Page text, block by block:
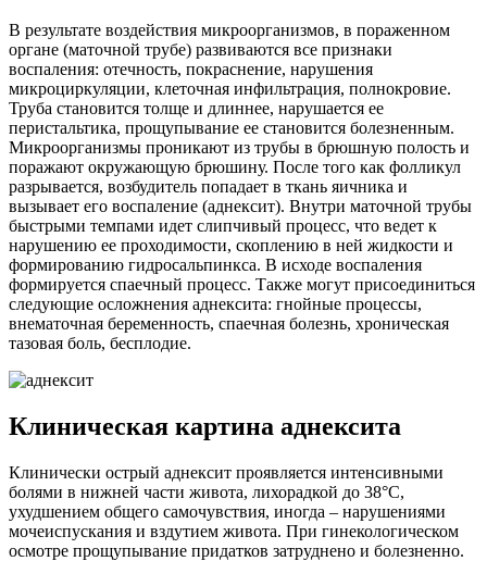
В результате воздействия микроорганизмов, в пораженном
органе (маточной трубе) развиваются все признаки
воспаления: отечность, покраснение, нарушения
микроциркуляции, клеточная инфильтрация, полнокровие.
Труба становится толще и длиннее, нарушается ее
перистальтика, прощупывание ее становится болезненным.
Микроорганизмы проникают из трубы в брюшную полость и
поражают окружающую брюшину. После того как фолликул
разрывается, возбудитель попадает в ткань яичника и
вызывает его воспаление (аднексит). Внутри маточной трубы
быстрыми темпами идет слипчивый процесс, что ведет к
нарушению ее проходимости, скоплению в ней жидкости и
формированию гидросальпинкса. В исходе воспаления
формируется спаечный процесс. Также могут присоединиться
следующие осложнения аднексита: гнойные процессы,
внематочная беременность, спаечная болезнь, хроническая
тазовая боль, бесплодие.
Клиническая картина аднексита
Клинически острый аднексит проявляется интенсивными
болями в нижней части живота, лихорадкой до 38°С,
ухудшением общего самочувствия, иногда – нарушениями
мочеиспускания и вздутием живота. При гинекологическом
осмотре прощупывание придатков затруднено и болезненно.